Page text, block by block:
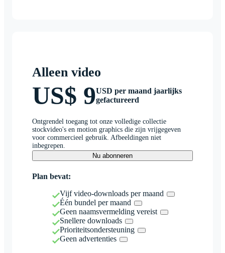
Alleen video
US$ 9USD per maand jaarlijks
gefactureerd
Ontgrendel toegang tot onze volledige collectie
stockvideo's en motion graphics die zijn vrijgegeven
voor commercieel gebruik. Afbeeldingen niet
inbegrepen.
Nu abonneren
Plan bevat:
Vijf video-downloads per maand
Één bundel per maand
Geen naamsvermelding vereist
Snellere downloads
Prioriteitsondersteuning
Geen advertenties